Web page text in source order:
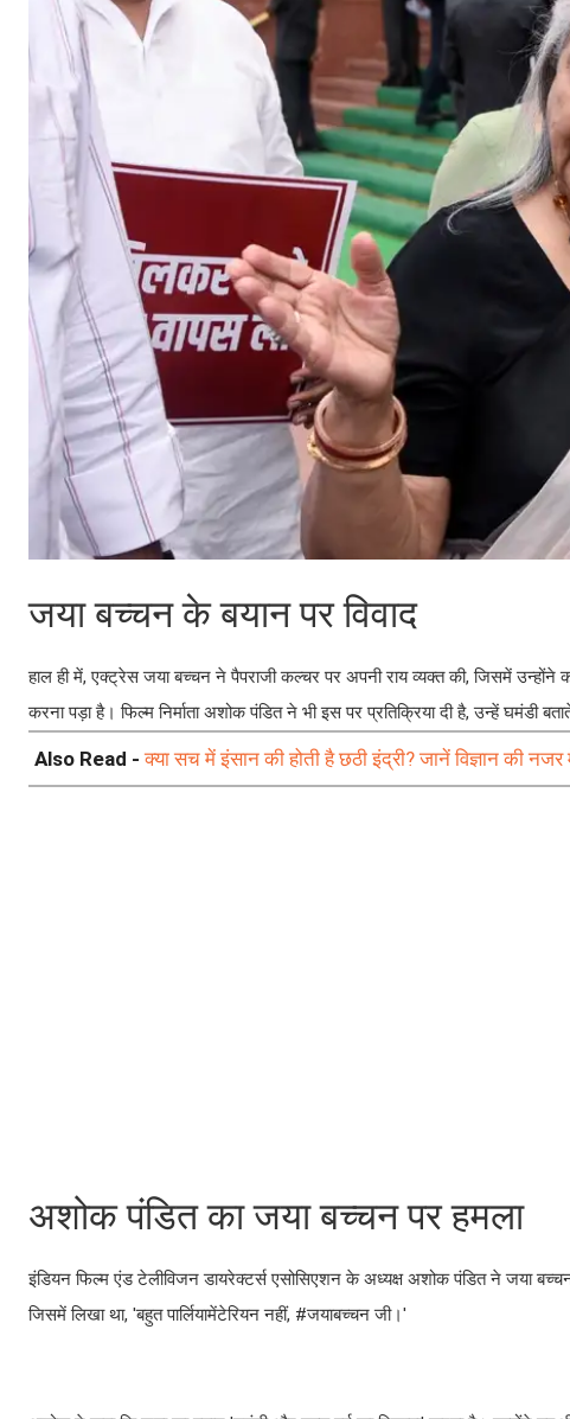
जया बच्चन के बयान पर विवाद
हाल ही में, एक्ट्रेस जया बच्चन ने पैपराजी कल्चर पर अपनी राय व्यक्त की, जिसमें
करना पड़ा है। फिल्म निर्माता अशोक पंडित ने भी इस पर प्रतिक्रिया दी है, उन्हें घमंडी
Also Read -क्या सच में इंसान की होती है छठी इंद्री? जानें विज्ञान की नजर
अशोक पंडित का जया बच्चन पर हमला
इंडियन फिल्म एंड टेलीविजन डायरेक्टर्स एसोसिएशन के अध्यक्ष अशोक पंडित ने जया
जिसमें लिखा था, 'बहुत पार्लियामेंटेरियन नहीं, #जयाबच्चन जी।'